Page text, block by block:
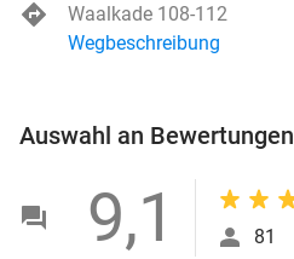
Waalkade 108-112
Wegbeschreibung
Auswahl an Bewertungen
9,1 81